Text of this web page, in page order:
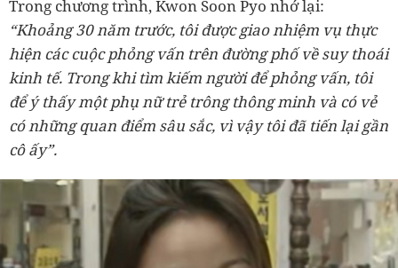
Trong chương trình, Kwon Soon Pyo nhớ lại:
“Khoảng 30 năm trước, tôi được giao nhiệm vụ thực
hiện các cuộc phỏng vấn trên đường phố về suy thoái
kinh tế. Trong khi tìm kiếm người để phỏng vấn, tôi
để ý thấy một phụ nữ trẻ trông thông minh và có vẻ
có những quan điểm sâu sắc, vì vậy tôi đã tiến lại gần
cô ấy”.